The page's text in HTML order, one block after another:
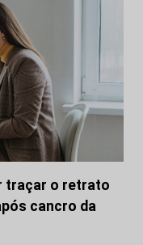
traçar o retrato
cancro da